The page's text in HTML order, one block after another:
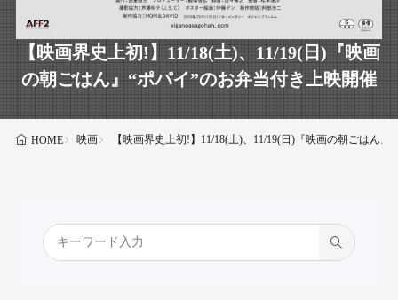
【映画界史上初!】11/18(土)、11/19(日)『映画
の朝ごはん』“ポパイ”のお弁当付き上映開催
HOME 映画 【映画界史上初!】11/18(土)、11/19(日)『映画の朝ごはん』